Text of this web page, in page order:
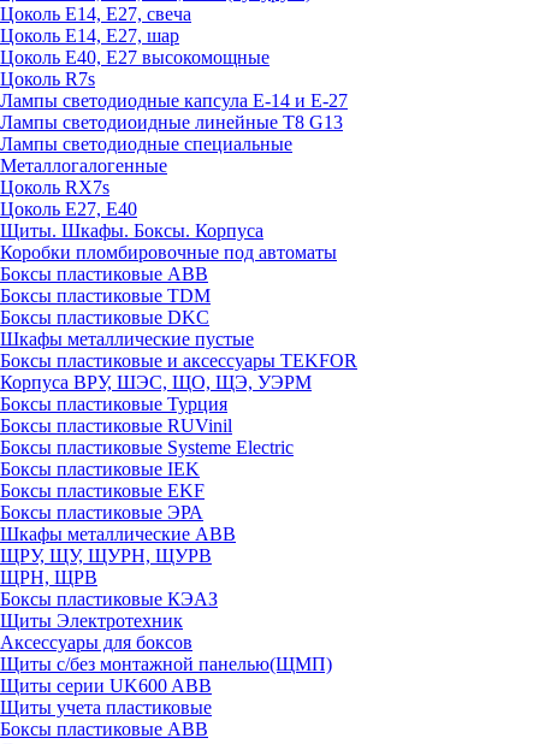
Цоколь Е14, Е27, свеча
Цоколь Е14, Е27, шар
Цоколь Е40, Е27 высокомощные
Цоколь R7s
Лампы светодиодные капсула Е-14 и Е-27
Лампы светодиоидные линейные T8 G13
Лампы светодиодные специальные
Металлогалогенные
Цоколь RX7s
Цоколь Е27, E40
Щиты. Шкафы. Боксы. Корпуса
Коробки пломбировочные под автоматы
Боксы пластиковые ABB
Боксы пластиковые TDM
Боксы пластиковые DKC
Шкафы металлические пустые
Боксы пластиковые и аксессуары TEKFOR
Корпуса ВРУ, ШЭС, ЩО, ЩЭ, УЭРМ
Боксы пластиковые Турция
Боксы пластиковые RUVinil
Боксы пластиковые Systeme Electric
Боксы пластиковые IEK
Боксы пластиковые EKF
Боксы пластиковые ЭРА
Шкафы металлические ABB
ЩРУ, ЩУ, ЩУРН, ЩУРВ
ЩРН, ЩРВ
Боксы пластиковые КЭАЗ
Щиты Электротехник
Аксессуары для боксов
Щиты с/без монтажной панелью(ЩМП)
Щиты серии UK600 ABB
Щиты учета пластиковые
Боксы пластиковые ABB